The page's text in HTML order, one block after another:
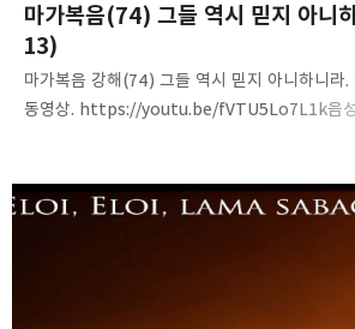
마가복음(74) 그들 역시 믿지 아니
13)
마가복음 강해(74) 그들 역시 믿지 아니하니라
동영상. https://youtu.be/fVTU5Lo7L1k음
못하는 여인들2. 부활을 믿지 못하는 사도들 쉽
말씀침례교회(http://av1611.net)Pastor.